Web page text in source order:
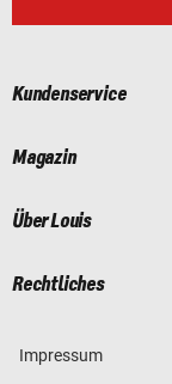
Kundenservice
Magazin
Über Louis
Rechtliches
Impressum